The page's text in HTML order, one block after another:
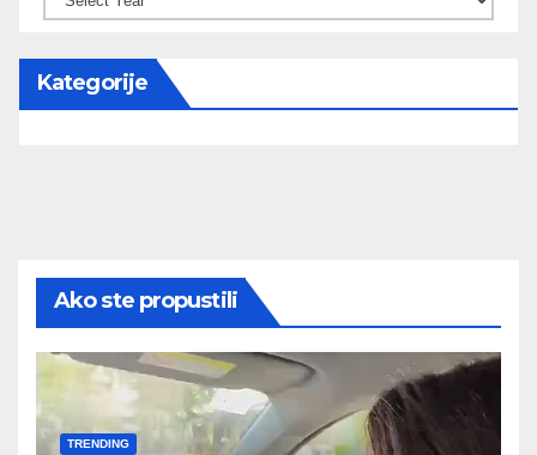
Kategorije
Ako ste propustili
TRENDING